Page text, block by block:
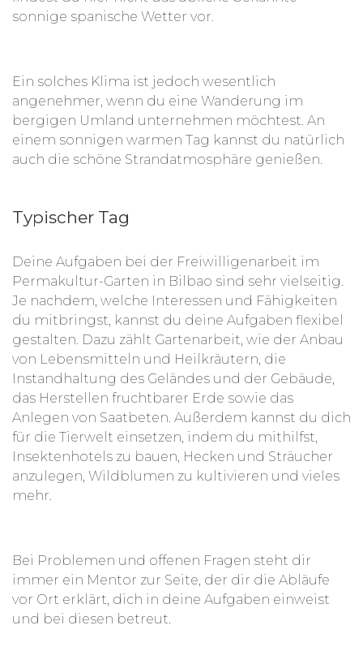
Gemüse ohne chemischen Dünger und wie du
Des Weiteren sammelst du bei deiner
Freiwilligenarbeit im Permakultur-Garten jede
Menge Wissen über die Nutzung verschiedener
landwirtschaftlicher Geräte sowie den Nutzen, die
Pflege und Weiterverarbeitung von verschiedenen
Aufenthaltes im Freiwilligenprojekt in Bilbao
einen inkludierten Spanisch-Kurs belegen kannst,
hast du zudem die Möglichkeit, deine
Sprachkenntnisse in Spanisch zu verbessern.
sonnige spanische Wetter vor.
Ein solches Klima ist jedoch wesentlich
angenehmer, wenn du eine Wanderung im
bergigen Umland unternehmen möchtest. An
einem sonnigen warmen Tag kannst du natürlich
auch die schöne Strandatmosphäre genießen.
Typischer Tag
Deine Aufgaben bei der Freiwilligenarbeit im
Permakultur-Garten in Bilbao sind sehr vielseitig.
Je nachdem, welche Interessen und Fähigkeiten
du mitbringst, kannst du deine Aufgaben flexibel
gestalten. Dazu zählt Gartenarbeit, wie der Anbau
von Lebensmitteln und Heilkräutern, die
Instandhaltung des Geländes und der Gebäude,
das Herstellen fruchtbarer Erde sowie das
Anlegen von Saatbeten. Außerdem kannst du dich
für die Tierwelt einsetzen, indem du mithilfst,
Insektenhotels zu bauen, Hecken und Sträucher
anzulegen, Wildblumen zu kultivieren und vieles
mehr.
Bei Problemen und offenen Fragen steht dir
immer ein Mentor zur Seite, der dir die Abläufe
vor Ort erklärt, dich in deine Aufgaben einweist
und bei diesen betreut.